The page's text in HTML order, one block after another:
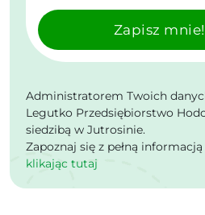
Zapisz mnie!
Administratorem Twoich
Legutko Przedsiębiorstwo
siedzibą w Jutrosinie.
Zapoznaj się z pełną
klikając tutaj